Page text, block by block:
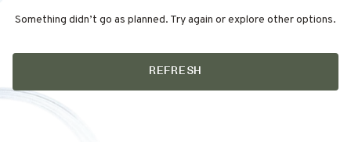
Something didn’t go as planned. Try again or explore other options.
REFRESH